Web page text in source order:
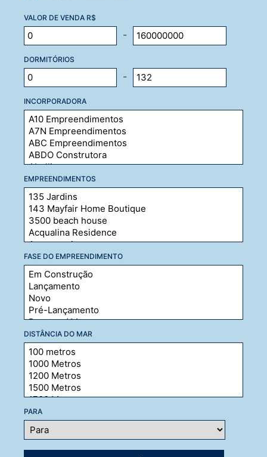
VALOR DE VENDA R$
-
DORMITÓRIOS
-
INCORPORADORA
EMPREENDIMENTOS
FASE DO EMPREENDIMENTO
DISTÂNCIA DO MAR
PARA